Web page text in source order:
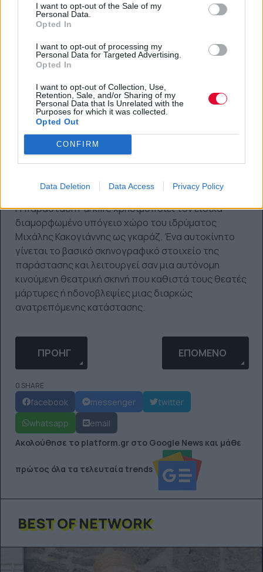
I want to opt-out of the Sale of my
Personal Data.
Opted In
I want to opt-out of processing my
Personal Data for Targeted Advertising.
Opted In
I want to opt-out of Collection, Use,
Retention, Sale, and/or Sharing of my
Personal Data that Is Unrelated with the
Purposes for which it was collected.
Opted Out
CONFIRM
Data Deletion Data Access Privacy Policy
Η παράσταση Parklife χρησιμοποιεί τον ειδικά
διαμορφωμένο υπόγειο χώρο του ιδρύματος
Μιχάλης Κακογιάννης ως γκαράζ. Ένα αυτοκίνητο
γίνεται το βασικό σκηνογραφικό στοιχείο της
παράστασης και λειτουργεί σαν μια αυτόνομη
κινούμενη θεατρική σκηνή που καθιστά τους θεατές
μάρτυρες ή ηδονοβλεψίες μιας διαρκώς
ανατρεπόμενης κατάστασης.
ΠΡΟΗΓΟΎΜΕΝΟ ΆΡΘΡΟ: ΣΥΝΈΝΤΕΥΞΗ
ΠΡΟΗΓ ΕΠΌΜΕΝΟ ΆΡΘΡΟ:
ΕΠΌΜΕΝΟ
0 SHARE
facebook messenger
twitter
whatsapp
email
Ακολούθησε το platform.gr στο Google News και μάθε
πρώτος όλα τα τελευταία trends
BEST OF NETWORK